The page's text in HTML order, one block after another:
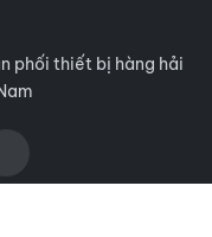
phối thiết bị hàng hải